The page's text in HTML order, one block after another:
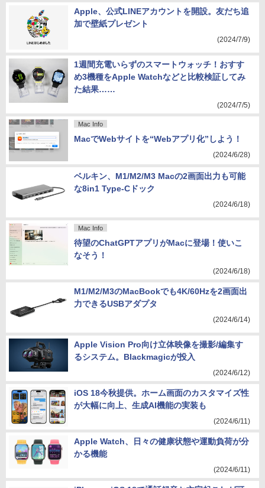
Apple、公式LINEアカウントを開設。友だち追
加で壁紙プレゼント
(2024/7/9)
1週間充電いらずのスマートウォッチ！おすす
め3機種をApple Watchなどと比較検証してみ
た結果……
(2024/7/5)
Mac Info
MacでWebサイトを“Webアプリ化”しよう！
(2024/6/28)
ベルキン、M1/M2/M3 Macの2画面出力も可能
な8in1 Type-Cドック
(2024/6/18)
Mac Info
待望のChatGPTアプリがMacに登場！使いこ
なそう！
(2024/6/18)
M1/M2/M3のMacBookでも4K/60Hzを2画面出
力できるUSBアダプタ
(2024/6/14)
Apple Vision Pro向け立体映像を撮影/編集す
るシステム。Blackmagicが投入
(2024/6/12)
iOS 18今秋提供。ホーム画面のカスタマイズ性
が大幅に向上、生成AI機能の実装も
(2024/6/11)
Apple Watch、日々の健康状態や運動負荷が分
かる機能
(2024/6/11)